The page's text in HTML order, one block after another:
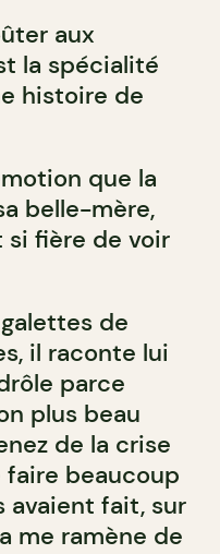
aux
la spécialité
histoire de
que la
belle-mère,
si fière de voir
de
il raconte lui
parce
plus beau
de la crise
faire beaucoup
avaient fait, sur
me ramène de